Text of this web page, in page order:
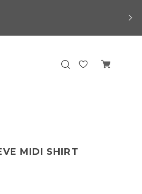
MIDI SHIRT